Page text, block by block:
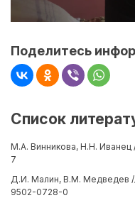
Поделитесь
Список
М.А. Винникова, Н.Н.
7
Д.И. Малин, В.М. Медведев //
9502-0728-0